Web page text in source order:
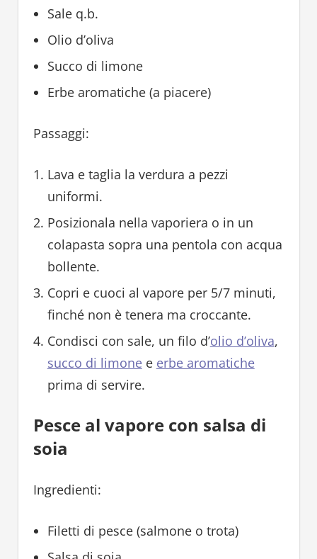
Sale q.b.
Olio d’oliva
Succo di limone
Erbe aromatiche (a piacere)
Passaggi:
Lava e taglia la verdura a pezzi
uniformi.
Posizionala nella vaporiera o in un
colapasta sopra una pentola con acqua
bollente.
Copri e cuoci al vapore per 5/7 minuti,
finché non è tenera ma croccante.
Condisci con sale, un filo d’olio d’oliva,
succo di limonee erbe aromatiche
prima di servire.
Pesce al vapore con salsa di
soia
Ingredienti:
Filetti di pesce (salmone o trota)